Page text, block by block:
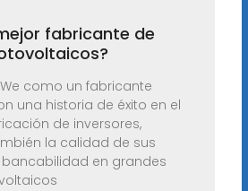
fabricante de
como un fabricante
una historia de éxito en el
de inversores,
la calidad de sus
bancabilidad en grandes